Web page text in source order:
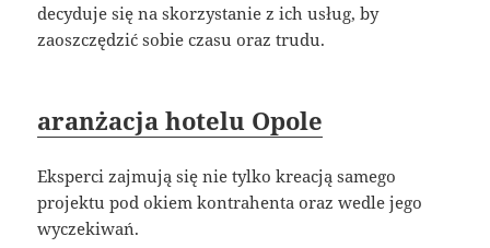
decyduje się na skorzystanie z ich usług, by
zaoszczędzić sobie czasu oraz trudu.
aranżacja hotelu Opole
Eksperci zajmują się nie tylko kreacją samego
projektu pod okiem kontrahenta oraz wedle jego
wyczekiwań.